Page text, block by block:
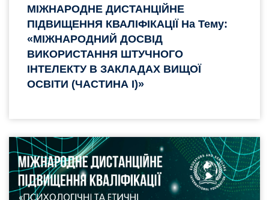
МІЖНАРОДНЕ ДИСТАНЦІЙНЕ
ПІДВИЩЕННЯ КВАЛІФІКАЦІЇ На Тему:
«МІЖНАРОДНИЙ ДОСВІД
ВИКОРИСТАННЯ ШТУЧНОГО
ІНТЕЛЕКТУ В ЗАКЛАДАХ ВИЩОЇ
ОСВІТИ (ЧАСТИНА I)»